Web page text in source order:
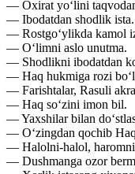
— Oxirat yo‘lini
— Ibodatdan shodlik ista.
— Rostgo‘ylikda kamol
— O‘limni aslo unutma.
— Shodlikni ibodatdan
— Haq hukmiga rozi
— Farishtalar, Rasuli
— Haq so‘zini imon bil.
— Yaxshilar bilan
— O‘zingdan qochib
— Halolni-halol,
— Dushmanga ozor